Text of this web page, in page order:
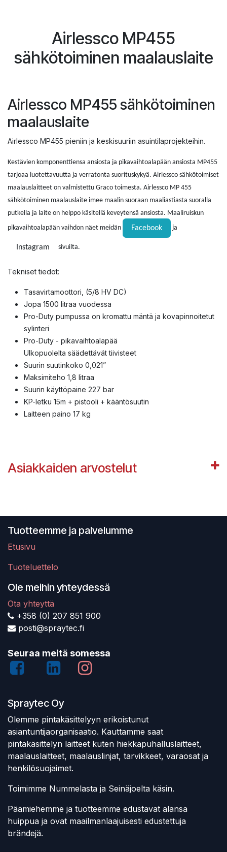
Airlessco MP455
sähkötoiminen maalauslaite
Airlessco MP455 sähkötoiminen
maalauslaite
Airlessco MP455 pieniin ja keskisuuriin asuintilaprojekteihin.
Kestävien komponenttiensa ansiosta ja pikavaihtoalapään ansiosta MP455
tarjoaa luotettavuutta ja verratonta suorituskykyä. Airlessco sähkötoimiset
maalauslaitteet on valmistettu Graco toimesta. Airlessco MP 455
sähkötoiminen maalauslaite imee maalin suoraan maaliastiasta suoralla
putkella ja laite on helppo käsitellä keveytensä ansiosta. Maaliruiskun
pikavaihtoalapään vaihdon näet meidän
Facebook ja
Instagram sivuilta.
Tekniset tiedot:
Tasavirtamoottori, (5/8 HV DC)
Jopa 1500 litraa vuodessa
Pro-Duty pumpussa on kromattu mäntä ja kovapinnoitetut
sylinteri
Pro-Duty - pikavaihtoalapää
Ulkopuolelta säädettävät tiivisteet
Suurin suutinkoko 0,021”
Maksimiteho 1,8 litraa
Suurin käyttöpaine 227 bar
KP-letku 15m + pistooli + kääntösuutin
Laitteen paino 17 kg
Asiakkaiden arvostelut
Tuotteemme ja palvelumme
Etusivu
Tuoteluettelo
Ole meihin yhteydessä
Ota yhteyttä
+358 (0) 207 851 900
posti@spraytec.fi
Seuraa meitä somessa
Spraytec Oy
Olemme pintakäsittelyyn erikoistunut
asiantuntijaorganisaatio. Kauttamme saat
pintakäsittelyn laitteet kuten hiekkapuhalluslaitteet,
maalauslaitteet, maalauslinjat, tarvikkeet, varaosat ja
henkilösuojaimet.
Toimimme Nummelasta ja Seinäjoelta käsin.
Päämiehemme ja tuotteemme edustavat alansa
huippua ja ovat maailmanlaajuisesti edustettuja
brändejä.